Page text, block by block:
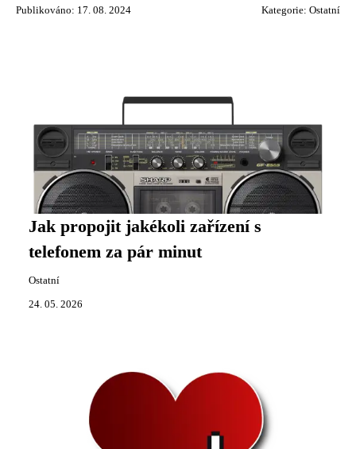
Publikováno: 17. 08. 2024 Kategorie: Ostatní
Jak propojit jakékoli zařízení s
telefonem za pár minut
Ostatní
24. 05. 2026